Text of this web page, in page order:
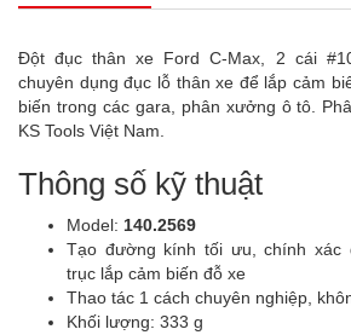
Đột đục thân xe Ford C-Max, 2 cái
chuyên dụng đục lỗ thân xe để lắp cảm
biến trong các gara, phân xưởng ô tô.
KS Tools Việt Nam.
Thông số kỹ thuật
Model: 140.2569
Tạo đường kính tối ưu, chính xác
trục lắp cảm biến đỗ xe
Thao tác 1 cách chuyên nghiệp,
Khối lượng: 333 g